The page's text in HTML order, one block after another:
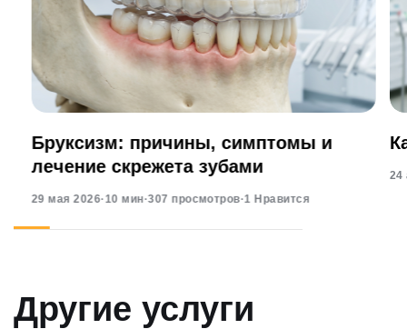
Бруксизм: причины, симптомы и
лечение скрежета зубами
29 мая 2026·10 мин·307 просмотров·1 Нравится
24
Другие услуги